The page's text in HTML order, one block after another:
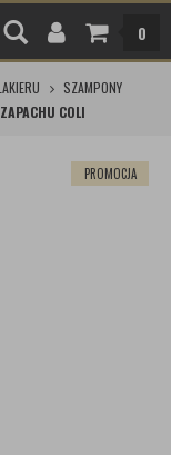
0
SZAMPONY
COLI
PROMOCJA